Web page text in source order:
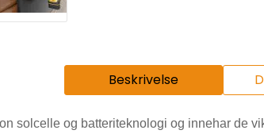
Beskrivelse
solcelle og batteriteknologi og innehar de